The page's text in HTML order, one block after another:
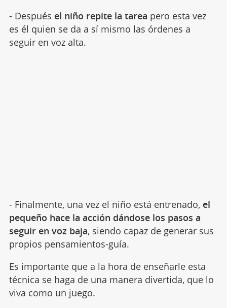
- Después el niño repite la tarea pero esta vez
es él quien se da a sí mismo las órdenes a
seguir en voz alta.
- Finalmente, una vez el niño está entrenado, el
pequeño hace la acción dándose los pasos a
seguir en voz baja, siendo capaz de generar sus
propios pensamientos-guía.
Es importante que a la hora de enseñarle esta
técnica se haga de una manera divertida, que lo
viva como un juego.